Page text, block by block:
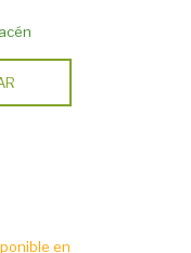
en